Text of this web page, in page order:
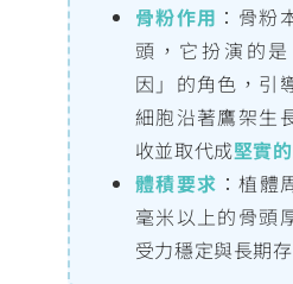
骨粉作用 ：骨粉
頭，它扮演的
因」的角色，引
細胞沿著鷹架生
收並取代成堅實
體積要求 ：植體
毫米以上的骨頭
受力穩定與長期存